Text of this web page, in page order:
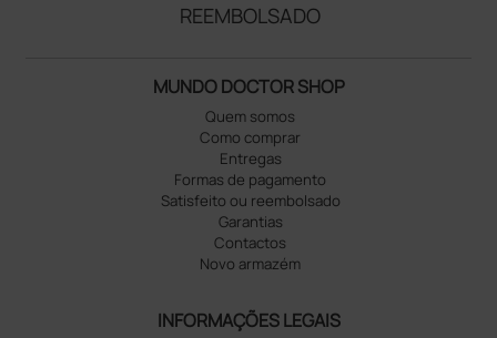
REEMBOLSADO
MUNDO DOCTOR SHOP
Quem somos
Como comprar
Entregas
Formas de pagamento
Satisfeito ou reembolsado
Garantias
Contactos
Novo armazém
INFORMAÇÕES LEGAIS